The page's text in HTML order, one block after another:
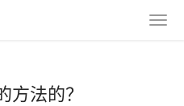
方法的？